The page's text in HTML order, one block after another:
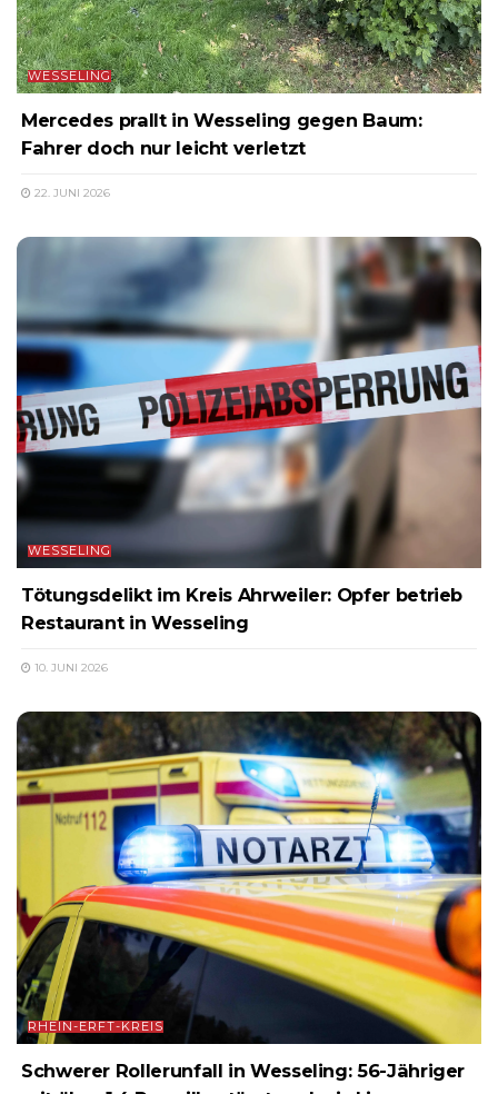
WESSELING
Mercedes prallt in Wesseling gegen Baum:
Fahrer doch nur leicht verletzt
22. JUNI 2026
WESSELING
Tötungsdelikt im Kreis Ahrweiler: Opfer betrieb
Restaurant in Wesseling
10. JUNI 2026
RHEIN-ERFT-KREIS
Schwerer Rollerunfall in Wesseling: 56-Jähriger